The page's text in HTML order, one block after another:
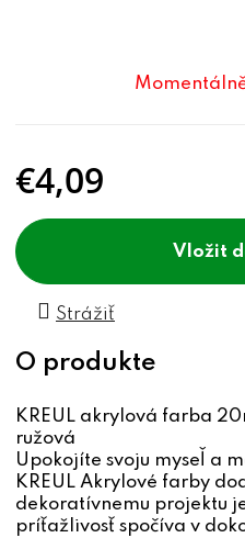
€4,09
Strážiť
KREUL akrylová farba
ružová
Upokojíte svoju myseľ a
KREUL Akrylové farby
dekoratívnemu projektu
príťažlivosť spočíva v